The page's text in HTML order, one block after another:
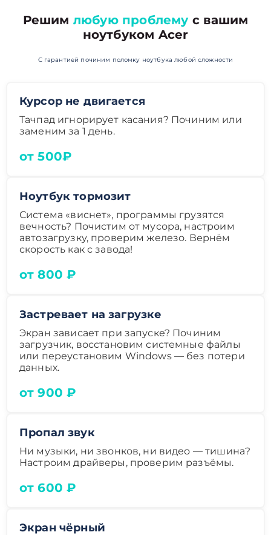
Решим любую проблему с вашим
ноутбуком Acer
С гарантией починим поломку ноутбука любой сложности
Курсор не двигается
Тачпад игнорирует касания? Починим или
заменим за 1 день.
от 500₽
Ноутбук тормозит
Система «виснет», программы грузятся
вечность? Почистим от мусора, настроим
автозагрузку, проверим железо. Вернём
скорость как с завода!
от 800 ₽
Застревает на загрузке
Экран зависает при запуске? Починим
загрузчик, восстановим системные файлы
или переустановим Windows — без потери
данных.
от 900 ₽
Пропал звук
Ни музыки, ни звонков, ни видео — тишина?
Настроим драйверы, проверим разъёмы.
от 600 ₽
Экран чёрный